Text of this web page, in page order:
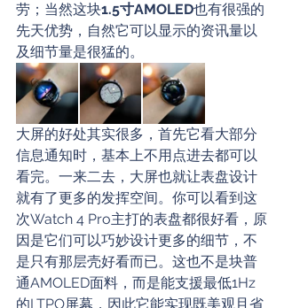
劳；当然这块1.5寸AMOLED也有很强的
先天优势，自然它可以显示的资讯量以
及细节量是很猛的。
大屏的好处其实很多，首先它看大部分
信息通知时，基本上不用点进去都可以
看完。一来二去，大屏也就让表盘设计
就有了更多的发挥空间。你可以看到这
次Watch 4 Pro主打的表盘都很好看，原
因是它们可以巧妙设计更多的细节，不
是只有那层壳好看而已。这也不是块普
通AMOLED面料，而是能支援最低1Hz
的LTPO屏幕，因此它能实现既美观且省